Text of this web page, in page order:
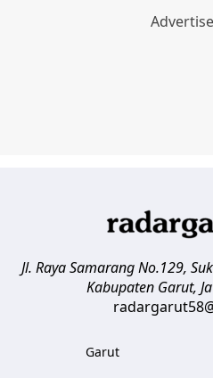
Jl. Raya Samarang No.129,
Kabupaten Garut,
Garut